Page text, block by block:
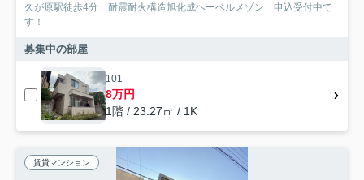
久が原駅徒歩4分 耐震耐火構造旭化成ヘーベルメゾン 申込受付中で
す！
募集中の部屋
101
8万円
1階 / 23.27㎡ / 1K
賃貸マンション